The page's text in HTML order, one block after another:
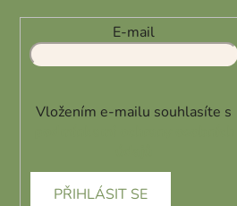
E-mail
Vložením e-mailu souhlasíte s
PŘIHLÁSIT SE